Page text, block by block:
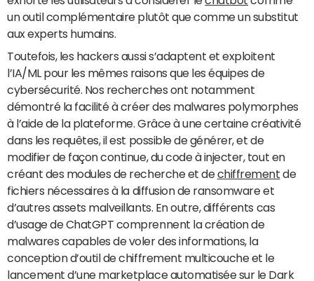
un outil complémentaire plutôt que comme un substitut
aux experts humains.
Toutefois, les hackers aussi s’adaptent et exploitent
l’IA/ML pour les mêmes raisons que les équipes de
cybersécurité. Nos recherches ont notamment
démontré la facilité à créer des malwares polymorphes
à l’aide de la plateforme. Grâce à une certaine créativité
dans les requêtes, il est possible de générer, et de
modifier de façon continue, du code à injecter, tout en
créant des modules de recherche et dechiffrement de
fichiers nécessaires à la diffusion de ransomware et
d’autres assets malveillants. En outre, différents cas
d’usage de ChatGPT comprennent la création de
malwares capables de voler des informations, la
conception d’outil de chiffrement multicouche et le
lancement d’une marketplace automatisée sur le Dark